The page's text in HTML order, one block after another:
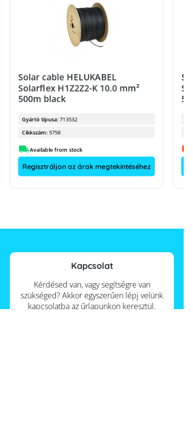
Solar cable HELUKABEL
Solarflex H1Z2Z2-K 10.0 mm²
500m black
Gyártó típusa: 713532
Cikkszám: 5758
Available from stock
Regisztráljon az árak megtekintéséhez
Kapcsolat
Kérdésed van, vagy segítségre van
szükséged? Akkor egyszerűen lépj velünk
kapcsolatba az űrlapunkon keresztül.